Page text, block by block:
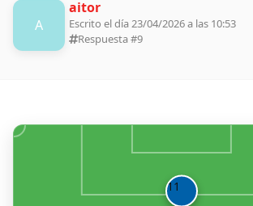
A
aitor
Escrito el día 23/04/2026 a las 10:53
Respuesta #9
11